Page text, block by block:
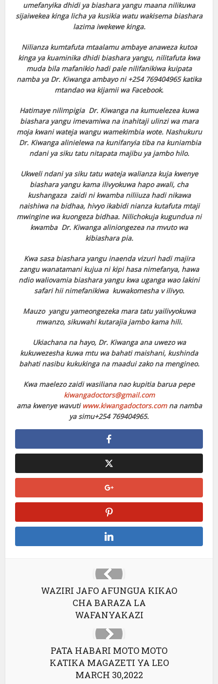
umefanyika dhidi ya biashara yangu maana nilikuwa
sijaiwekea kinga licha ya kusikia watu wakisema biashara
lazima iwekewe kinga.
Nilianza kumtafuta mtaalamu ambaye anaweza kutoa
kinga ya kuaminika dhidi biashara yangu, nilitafuta kwa
muda bila mafanikio hadi pale nilifanikiwa kuipata
namba ya Dr. Kiwanga ambayo ni +254 769404965 katika
mtandao wa kijamii wa Facebook.
Hatimaye nilimpigia Dr. Kiwanga na kumuelezea kuwa
biashara yangu imevamiwa na inahitaji ulinzi wa mara
moja kwani wateja wangu wamekimbia wote. Nashukuru
Dr. Kiwanga alinielewa na kunifanyia tiba na kuniambia
ndani ya siku tatu nitapata majibu ya jambo hilo.
Ukweli ndani ya siku tatu wateja walianza kuja kwenye
biashara yangu kama ilivyokuwa hapo awali, cha
kushangaza zaidi ni kwamba niliiuza hadi nikawa
naishiwa na bidhaa, hivyo ikabidi nianza kutafuta mtaji
mwingine wa kuongeza bidhaa. Nilichokuja kugundua ni
kwamba Dr. Kiwanga aliniongezea na mvuto wa
kibiashara pia.
Kwa sasa biashara yangu inaenda vizuri hadi majira
zangu wanatamani kujua ni kipi hasa nimefanya, hawa
ndio waliovamia biashara yangu kwa uganga wao lakini
safari hii nimefanikiwa kuwakomesha v ilivyo.
Mauzo yangu yameongezeka mara tatu yailivyokuwa
mwanzo, sikuwahi kutarajia jambo kama hili.
Ukiachana na hayo, Dr. Kiwanga ana uwezo wa
kukuwezesha kuwa mtu wa bahati maishani, kushinda
bahati nasibu kukukinga na maadui zako na mengineo.
Kwa maelezo zaidi wasiliana nao kupitia barua pepe
kiwangadoctors@gmail.com
ama kwenye wavuti www.kiwangadoctors.comna namba
ya simu+254 769404965.
WAZIRI JAFO AFUNGUA KIKAO
CHA BARAZA LA
WAFANYAKAZI
PATA HABARI MOTO MOTO
KATIKA MAGAZETI YA LEO
MARCH 30,2022